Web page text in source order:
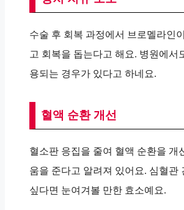
수술 후 회복 과정에서 브로멜라인
고 회복을 돕는다고 해요. 병원에서
용되는 경우가 있다고 하네요.
혈액 순환 개선
혈소판 응집을 줄여 혈액 순환을 개
움을 준다고 알려져 있어요. 심혈관
싶다면 눈여겨볼 만한 효소예요.